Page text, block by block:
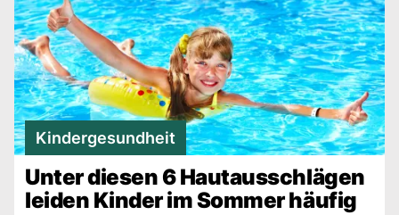
Kindergesundheit
Unter diesen 6 Hautausschlägen
leiden Kinder im Sommer häufig